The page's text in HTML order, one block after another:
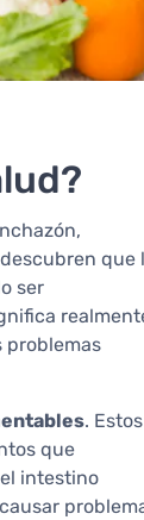
que
ser
problemas
. Estos
que
intestino